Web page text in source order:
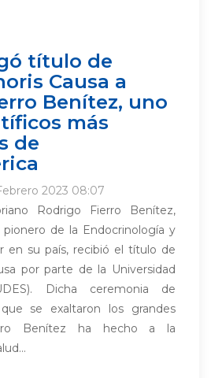
título de
Causa a
Benítez, uno
más
de
2023 08:07
Rodrigo Fierro Benítez,
de la Endocrinología y
en su país, recibió el título de
por parte de la Universidad
Dicha ceremonia de
se exaltaron los grandes
Benítez ha hecho a la